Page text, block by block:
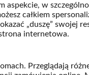
aspekcie, w
całkiem
„duszę” swojej
internetowa.
Przeglądają